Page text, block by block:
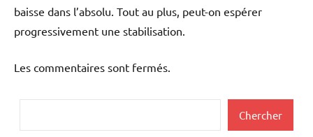
baisse dans l’absolu. Tout au plus, peut-on espérer
progressivement une stabilisation.
Les commentaires sont fermés.
Chercher